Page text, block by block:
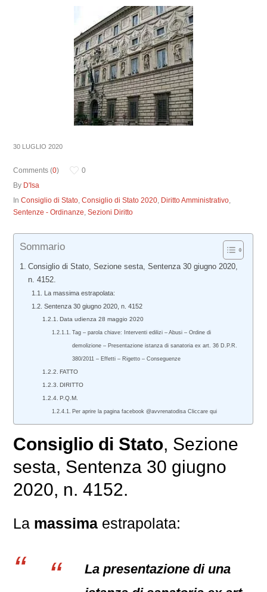
30 LUGLIO 2020
Comments (0)
0
By D'Isa
InConsiglio di Stato,Consiglio di Stato 2020, Diritto Amministrativo,
Sentenze - Ordinanze,Sezioni Diritto
Sommario
Consiglio di Stato, Sezione sesta, Sentenza 30 giugno 2020,
n. 4152.
La massima estrapolata:
Sentenza 30 giugno 2020, n. 4152
Data udienza 28 maggio 2020
Tag – parola chiave: Interventi edilizi – Abusi – Ordine di
demolizione – Presentazione istanza di sanatoria ex art. 36 D.P.R.
380/2011 – Effetti – Rigetto – Conseguenze
FATTO
DIRITTO
P.Q.M.
Per aprire la pagina facebook @avvrenatodisa Cliccare qui
Consiglio di Stato, Sezione
sesta, Sentenza 30 giugno
2020, n. 4152.
La massima estrapolata:
La presentazione di una